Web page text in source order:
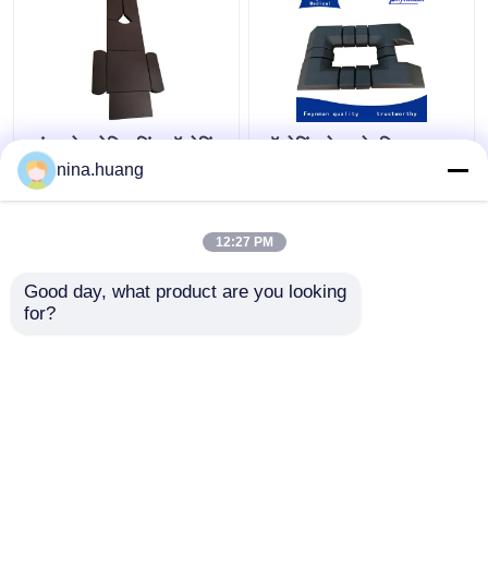
स्पंज फोम पोजिशनिंग ऑपरेटिंग
टेबल कुशन सर्जिकल टेबल पैड
ऑपरेटिंग टेबल के लिए उच्च
घनत्व फोम पोजिशनिंग पॉलिमर
nina.huang
12:27 PM
Good day, what product are you looking
for?